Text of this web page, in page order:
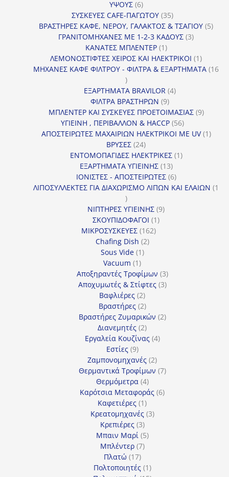
ΥΨΟΥΣ 66
προϊόντα
ΣΥΣΚΕΥΕΣ CAFE-ΠΑΓΩΤΟΥ 3535
προϊόντα
ΒΡΑΣΤΗΡΕΣ ΚΑΦΕ, ΝΕΡΟΥ, ΓΑΛΑΚΤΟΣ & ΤΣΑΓΙΟΥ 55
ΓΡΑΝΙΤΟΜΗΧΑΝΕΣ ΜΕ 1-2-3 ΚΑΔΟΥΣ 33
ΚΑΝΑΤΕΣ ΜΠΛΕΝΤΕΡ 11
προϊόν
ΛΕΜΟΝΟΣΤΙΦΤΕΣ ΧΕΙΡΟΣ ΚΑΙ ΗΛΕΚΤΡΙΚΟΙ 11
προϊόν
ΜΗΧΑΝΕΣ ΚΑΦΕ ΦΙΛΤΡΟΥ - ΦΙΛΤΡΑ & ΕΞΑΡΤΗΜΑΤΑ 16
16
προϊόντα
ΕΞΑΡΤΗΜΑΤΑ BRAVILOR 44
ΦΙΛΤΡΑ ΒΡΑΣΤΗΡΩΝ 99
προϊόντα
ΜΠΛΕΝΤΕΡ ΚΑΙ ΣΥΣΚΕΥΕΣ ΠΡΟΕΤΟΙΜΑΣΙΑΣ 99
ΥΓΙΕΙΝΗ , ΠΕΡΙΒΑΛΛΟΝ & HACCP 5656
προϊόντα
ΑΠΟΣΤΕΙΡΩΤΕΣ ΜΑΧΑΙΡΙΩΝ ΗΛΕΚΤΡΙΚΟΙ ΜΕ UV 11
ΒΡΥΣΕΣ 2424
προϊόντα
ΕΝΤΟΜΟΠΑΓΙΔΕΣ ΗΛΕΚΤΡΙΚΕΣ 11
ΕΞΑΡΤΗΜΑΤΑ ΥΓΙΕΙΝΗΣ 1313
προϊόντα
ΙΟΝΙΣΤΕΣ - ΑΠΟΣΤΕΙΡΩΤΕΣ 66
προϊόντα
ΛΙΠΟΣΥΛΛΕΚΤΕΣ ΓΙΑ ΔΙΑΧΩΡΙΣΜΟ ΛΙΠΩΝ ΚΑΙ ΕΛΑΙΩΝ 1
1
προϊόν
ΝΙΠΤΗΡΕΣ ΥΓΙΕΙΝΗΣ 99
ΣΚΟΥΠΙΔΟΦΑΓΟΙ 11
ΜΙΚΡΟΣΥΣΚΕΥΕΣ 162162
Chafing Dish 22
Sous Vide 11
Vacuum 11
προϊόν
Αποξηραντές Τροφίμων 33
προϊόντα
Αποχυμωτές & Στίφτες 33
Βαφλιέρες 22
προϊόντα
Βραστήρες 22
προϊόντα
Βραστήρες Ζυμαρικών 22
Διανεμητές 22
προϊόντα
Εργαλεία Κουζίνας 44
Εστίες 99
προϊόντα
Ζαμπονομηχανές 22
προϊόντα
Θερμαντικά Τροφίμων 77
Θερμόμετρα 44
προϊόντα
Καρότσια Μεταφοράς 66
Καφετιέρες 11
προϊόν
Κρεατομηχανές 33
Κρεπιέρες 33
προϊόντα
Μπαιν Μαρί 55
Μπλέντερ 77
Πλατώ 1717
προϊόντα
Πολτοποιητές 11